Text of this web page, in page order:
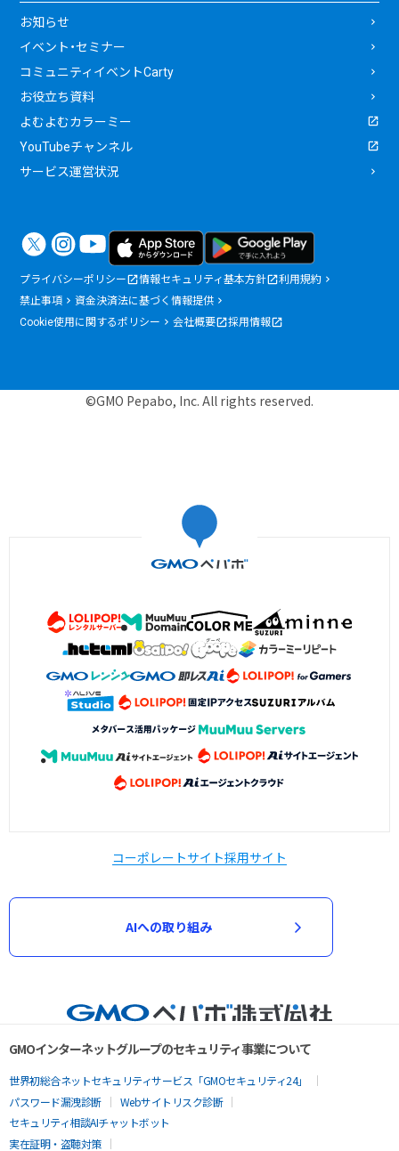
お知らせ
イベント・セミナー
コミュニティイベントCarty
お役立ち資料
よむよむカラーミー
YouTubeチャンネル
サービス運営状況
プライバシーポリシー 情報セキュリティ基本方針
利用規約
禁止事項
資金決済法に基づく情報提供
Cookie使用に関するポリシー
会社概要 採用情報
©GMO Pepabo, Inc. All rights reserved.
コーポレートサイト採用サイト
AIへの取り組み
GMOインターネットグループのセキュリティ事業について
世界初総合ネットセキュリティサービス「GMOセキュリティ24」
パスワード漏洩診断
Webサイトリスク診断
セキュリティ相談AIチャットボット
実在証明・盗聴対策